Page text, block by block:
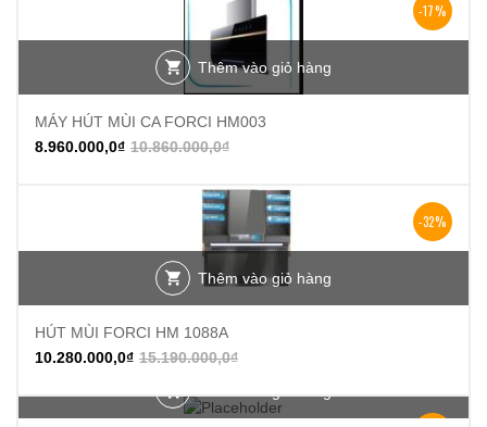
-17%
Thêm vào giỏ hàng
MÁY HÚT MÙI CA FORCI HM003
10.860.000,0₫
8.960.000,0₫
-32%
Thêm vào giỏ hàng
HÚT MÙI FORCI HM 1088A
15.190.000,0₫
10.280.000,0₫